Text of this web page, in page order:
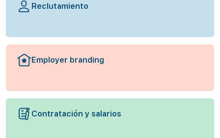
Reclutamiento
Employer branding
Contratación y salarios